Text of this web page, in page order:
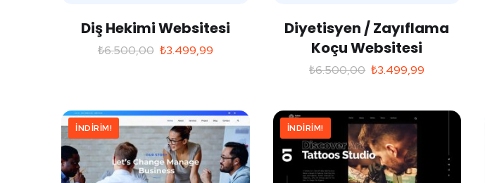
Diş Hekimi Websitesi
₺6.500,00 ₺3.499,99
Diyetisyen / Zayıflama
Koçu Websitesi
₺6.500,00 ₺3.499,99
İNDIRIM! İNDIRIM!